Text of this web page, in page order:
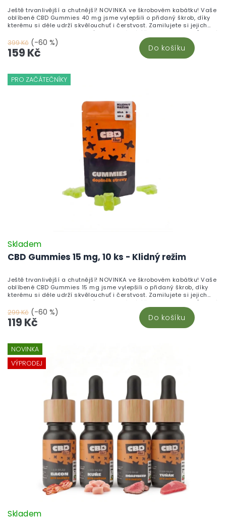
399 Kč (-60 %)
159 Kč Do košíku
Ještě trvanlivější a chutnější! NOVINKA ve škrobovém kabátku! Vaše
oblíbené CBD Gummies 40 mg jsme vylepšili o přidaný škrob, díky
kterému si déle udrží skvělouchuť i čerstvost. Zamilujete si jejich
neodolatelnou sladkou chuť a blahodárné účinky kanabinoidů, které
pomáhají zklidnit tělo i mysl. Vyrobeno v České republice z vysoce
kvalitního CBD izolátu a testováno v nezávislých laboratořích pro
maximální kvalitu a bezpečnost.Chuť, která vydrží. Účinky, které
PRO ZAČÁTEČNÍKY
CBD Gummies 15 mg, 10 ks - Klidný režim
Skladem
299 Kč (-60 %)
119 Kč Do košíku
Ještě trvanlivější a chutnější! NOVINKA ve škrobovém kabátku! Vaše
oblíbené CBD Gummies 15 mg jsme vylepšili o přidaný škrob, díky
kterému si déle udrží skvělouchuť i čerstvost. Zamilujete si jejich
neodolatelnou sladkou chuť a blahodárné účinky kanabinoidů, které
pomáhají zklidnit tělo i mysl. Vyrobeno v České republice z vysoce
kvalitního CBD izolátu a testováno v nezávislých laboratořích pro
maximální kvalitu a bezpečnost. Chuť, která vydrží. Účinky, které
NOVINKA
VÝPRODEJ
Skladem